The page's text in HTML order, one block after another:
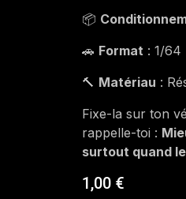
📦
🚗 Format : 1/64
🔨 Matériau :
Fixe-la sur ton
rappelle-toi :
surtout quand
1,00 €